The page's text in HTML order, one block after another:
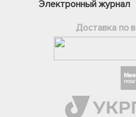
Электронный журнал
Доставка по